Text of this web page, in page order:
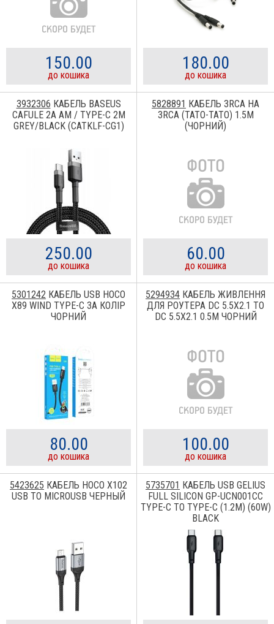
150.00
до кошика
180.00
до кошика
3932306 КАБЕЛЬ BASEUS
CAFULE 2A AM / TYPE-C 2M
GREY/BLACK (CATKLF-CG1)
250.00
до кошика
5828891 КАБЕЛЬ 3RCA НА
3RCA (ТАТО-ТАТО) 1.5М
(ЧОРНИЙ)
60.00
до кошика
5301242 КАБЕЛЬ USB HOCO
X89 WIND TYPE-C 3A КОЛІР
ЧОРНИЙ
80.00
до кошика
5294934 КАБЕЛЬ ЖИВЛЕННЯ
ДЛЯ РОУТЕРА DC 5.5X2.1 TO
DC 5.5X2.1 0.5M ЧОРНИЙ
100.00
до кошика
5423625 КАБЕЛЬ HOCO X102
USB TO MICROUSB ЧЕРНЫЙ
5735701 КАБЕЛЬ USB GELIUS
FULL SILICON GP-UCN001CC
TYPE-C TO TYPE-C (1.2М) (60W)
BLACK